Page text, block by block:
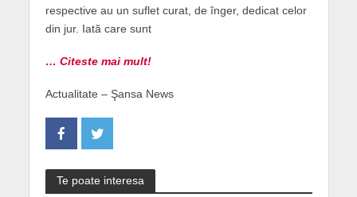
respective au un suflet curat, de înger, dedicat celor
din jur. Iată care sunt
… Citeste mai mult!
Actualitate – Şansa News
Te poate interesa